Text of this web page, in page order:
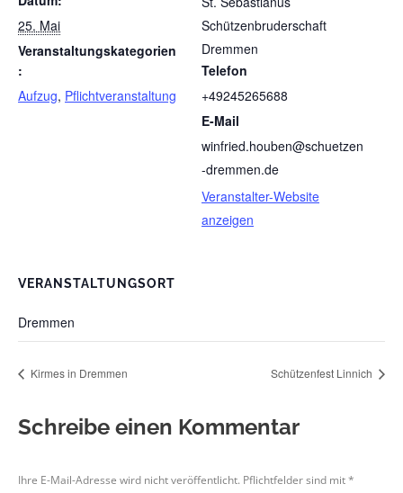
25. Mai
Veranstaltungskategorien
:
Aufzug, Pflichtveranstaltung
Schützenbruderschaft
Dremmen
Telefon
+49245265688
E-Mail
winfried.houben@schuetzen
-dremmen.de
Veranstalter-Website
anzeigen
VERANSTALTUNGSORT
Dremmen
Kirmes in Dremmen Schützenfest Linnich
Schreibe einen Kommentar
Ihre E-Mail-Adresse wird nicht veröffentlicht. Pflichtfelder sind mit*